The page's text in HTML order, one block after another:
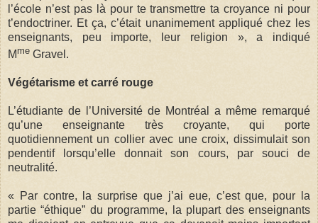
l’école n’est pas là pour te transmettre ta croyance ni pour
t’endoctriner. Et ça, c’était unanimement appliqué chez les
enseignants, peu importe, leur religion », a indiqué
M me Gravel.
Végétarisme et carré rouge
L’étudiante de l’Université de Montréal a même remarqué
qu’une enseignante très croyante, qui porte
quotidiennement un collier avec une croix, dissimulait son
pendentif lorsqu’elle donnait son cours, par souci de
neutralité.
« Par contre, la surprise que j’ai eue, c’est que, pour la
partie “éthique” du programme, la plupart des enseignants